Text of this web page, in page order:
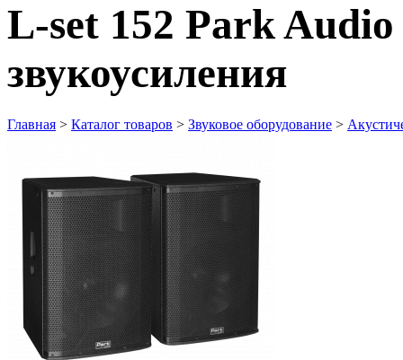
L-set 152 Park
звукоусиления
Главная > Каталог товаров > Звуковое оборудование >